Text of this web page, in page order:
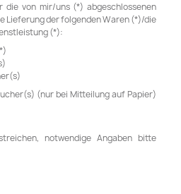
von mir/uns (*) abgeschlossenen
Lieferung der folgenden Waren (*)/die
(*):
(nur bei Mitteilung auf Papier)
notwendige Angaben bitte